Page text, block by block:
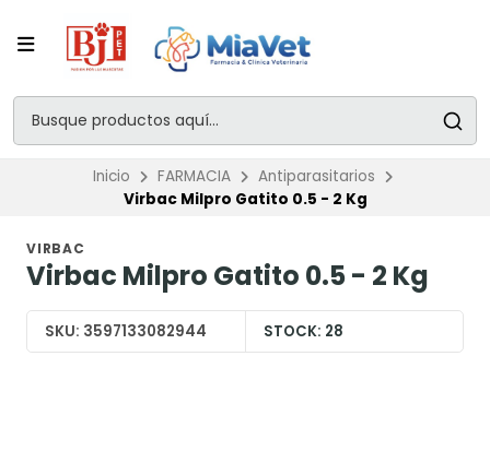
Inicio FARMACIA
Antiparasitarios
Virbac Milpro Gatito 0.5 - 2 Kg
VIRBAC
Virbac Milpro Gatito 0.5 - 2 Kg
SKU: 3597133082944 STOCK: 28